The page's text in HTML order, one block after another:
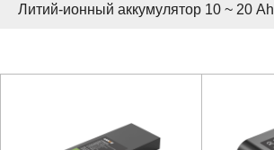
Литий-ионный аккумулятор 10 ~ 20 Аh